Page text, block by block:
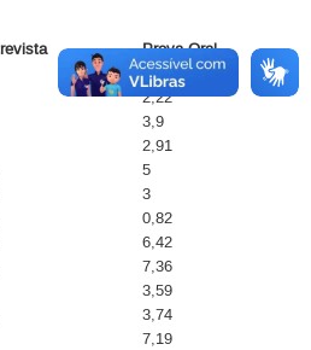
Prova Oral
-
2,22
3,9
2,91
5
3
0,82
6,42
7,36
3,59
3,74
7,19